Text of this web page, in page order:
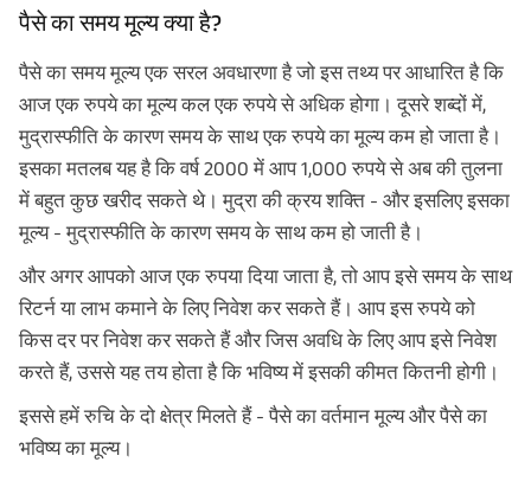
पैसे का समय मूल्य क्या है?
पैसे का समय मूल्य एक सरल अवधारणा है जो इस तथ्य पर आधारित है कि
आज एक रुपये का मूल्य कल एक रुपये से अधिक होगा। दूसरे शब्दों में,
मुद्रास्फीति के कारण समय के साथ एक रुपये का मूल्य कम हो जाता है।
इसका मतलब यह है कि वर्ष 2000 में आप 1,000 रुपये से अब की तुलना
में बहुत कुछ खरीद सकते थे। मुद्रा की क्रय शक्ति - और इसलिए इसका
मूल्य - मुद्रास्फीति के कारण समय के साथ कम हो जाती है।
और अगर आपको आज एक रुपया दिया जाता है, तो आप इसे समय के साथ
रिटर्न या लाभ कमाने के लिए निवेश कर सकते हैं। आप इस रुपये को
किस दर पर निवेश कर सकते हैं और जिस अवधि के लिए आप इसे निवेश
करते हैं, उससे यह तय होता है कि भविष्य में इसकी कीमत कितनी होगी।
इससे हमें रुचि के दो क्षेत्र मिलते हैं - पैसे का वर्तमान मूल्य और पैसे का
भविष्य का मूल्य।